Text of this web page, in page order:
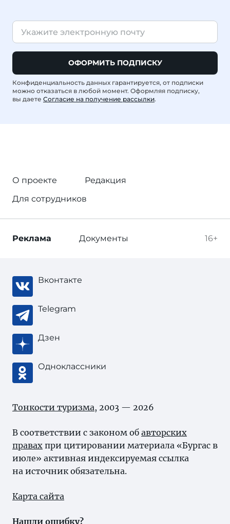
ОФОРМИТЬ ПОДПИСКУ
Конфиденциальность данных гарантируется, от подписки
можно отказаться в любой момент. Оформляя подписку,
вы даете Согласие на получение рассылки.
О проекте
Редакция
Для сотрудников
16+
Реклама Документы
Вконтакте
Telegram
Дзен
Одноклассники
Тонкости туризма, 2003 — 2026
В соответствии с законом об авторских
правах при цитировании материала «Бургас в
июле» активная индексируемая ссылка
на источник обязательна.
Карта сайта
Нашли ошибку?